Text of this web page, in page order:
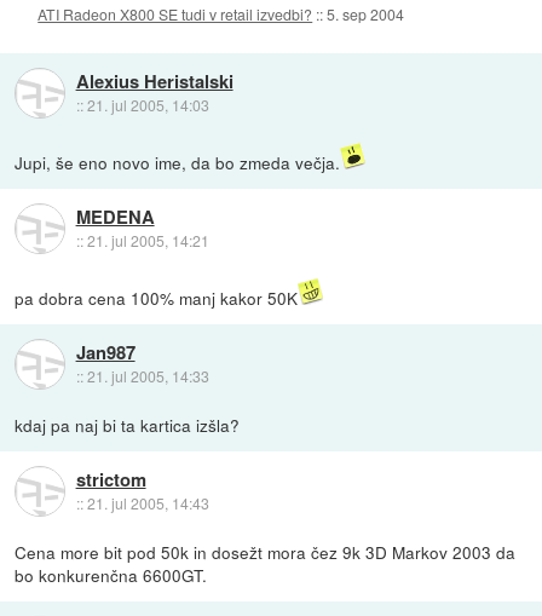
ATI Radeon X800 SE tudi v retail izvedbi? ::5. sep 2004
Alexius Heristalski
::21. jul 2005, 14:03
Jupi, še eno novo ime, da bo zmeda večja.
MEDENA
::21. jul 2005, 14:21
pa dobra cena 100% manj kakor 50K
Jan987
::21. jul 2005, 14:33
kdaj pa naj bi ta kartica izšla?
strictom
::21. jul 2005, 14:43
Cena more bit pod 50k in dosežt mora čez 9k 3D Markov 2003 da
bo konkurenčna 6600GT.